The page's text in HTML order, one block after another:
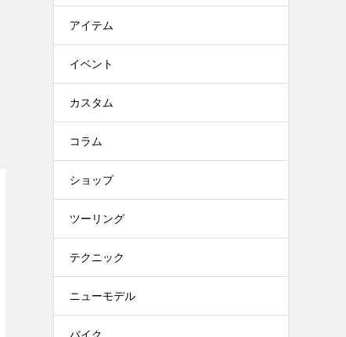
アイテム
イベント
カスタム
コラム
ショップ
ツーリング
テクニック
ニューモデル